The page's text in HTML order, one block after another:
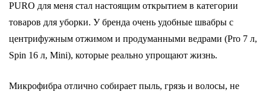
PURO для меня стал настоящим открытием в категории
товаров для уборки. У бренда очень удобные швабры с
центрифужным отжимом и продуманными ведрами (Pro 7 л,
Spin 16 л, Mini), которые реально упрощают жизнь.
Микрофибра отлично собирает пыль, грязь и волосы, не